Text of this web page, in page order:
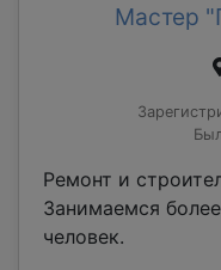
Мастер
Ремонт и
Занимаемся
человек.